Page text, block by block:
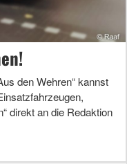
den Wehren“ kannst
direkt an die Redaktion